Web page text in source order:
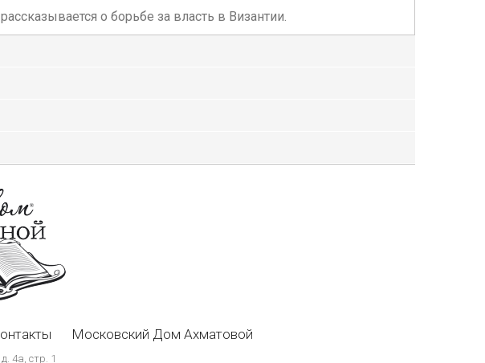
о борьбе за власть в Византии.
Московский Дом Ахматовой
4а, стр. 1